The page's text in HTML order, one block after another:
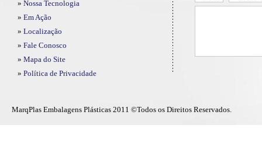
» Nossa Tecnologia
» Em Ação
» Localização
» Fale Conosco
» Mapa do Site
» Política de Privacidade
MarqPlas Embalagens Plásticas 2011 ©Todos os Direitos Reservados.